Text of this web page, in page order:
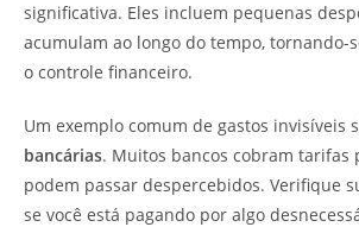
significativa. Eles incluem pequenas
acumulam ao longo do tempo, tornando-
o controle financeiro.
Um exemplo comum de gastos invisíveis
bancárias. Muitos bancos cobram tarifas
podem passar despercebidos. Verifique
se você está pagando por algo